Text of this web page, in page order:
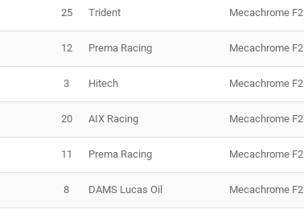
25 Trident Mecachrome F2
12 Prema Racing Mecachrome F2
3 Hitech Mecachrome F2
20 AIX Racing Mecachrome F2
11 Prema Racing Mecachrome F2
8 DAMS Lucas Oil Mecachrome F2